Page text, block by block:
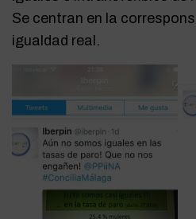
Se centran en la
igualdad real.